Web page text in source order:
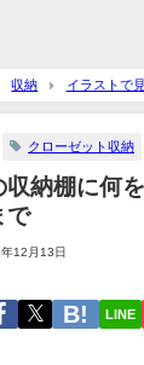
収納 イラストで
切った活用法まで
クローゼット収納
収納棚に何
で
12月13日
LINE